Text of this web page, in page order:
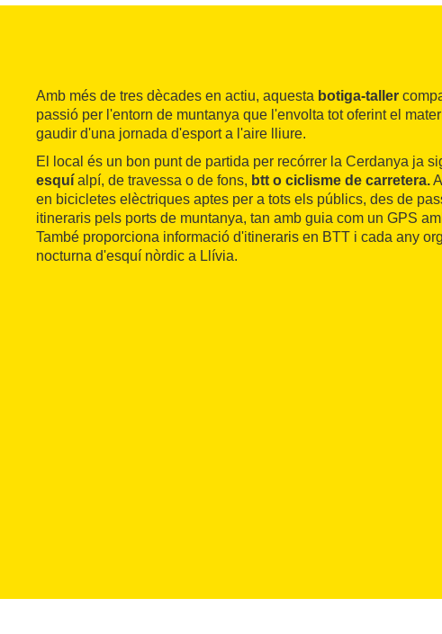
Amb més de tres dècades en actiu, aquesta botiga-taller
passió per l'entorn de muntanya que l'envolta tot oferint el
gaudir d'una jornada d'esport a l'aire lliure.
El local és un bon punt de partida per recórrer la Cerdanya ja
esquí alpí, de travessa o de fons, btt o ciclisme de carretera.
en bicicletes elèctriques aptes per a tots els públics, des de
itineraris pels ports de muntanya, tan amb guia com un GPS
També proporciona informació d'itineraris en BTT i cada any
nocturna d'esquí nòrdic a Llívia.